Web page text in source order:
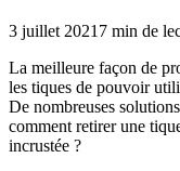
3 juillet 2021 7 min de
La meilleure façon de
les tiques de pouvoir
De nombreuses
comment retirer une
incrustée ?